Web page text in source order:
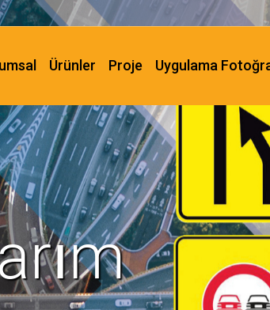
Ürünler Proje Uygulama